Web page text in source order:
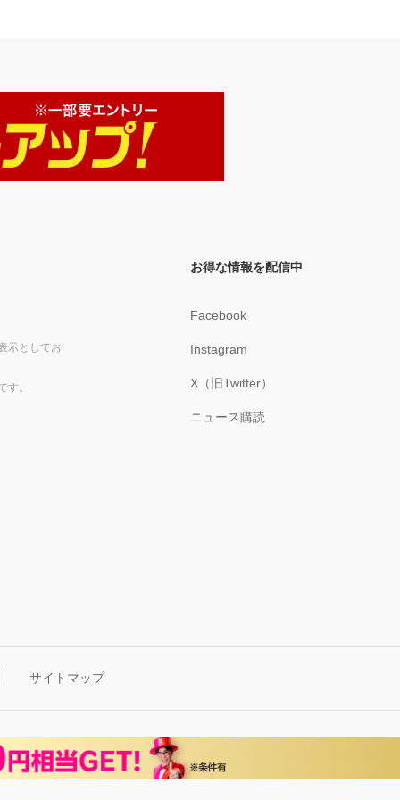
示としてお
。
お得な情報を配信中
Facebook
Instagram
X（旧Twitter）
ニュース購読
サイトマップ